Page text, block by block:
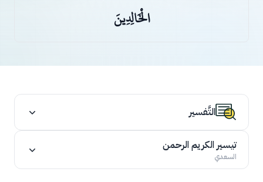
الْخَالِدِينَ
التَّفسير
تيسير الكريم الرحمن
السعدي